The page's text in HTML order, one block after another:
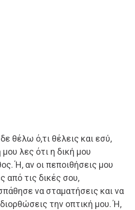
θέλω ό,τι θέλεις και εσύ,
λες ότι η δική μου
Ή, αν οι πεποιθήσεις μου
από τις δικές σου,
να σταματήσεις και να
την οπτική μου. Ή,